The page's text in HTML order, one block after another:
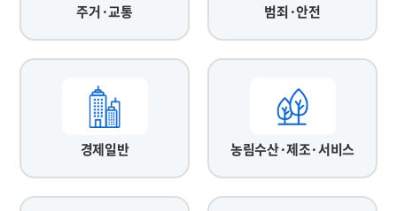
주거·교통 범죄·안전
경제일반 농림수산·제조·서비스